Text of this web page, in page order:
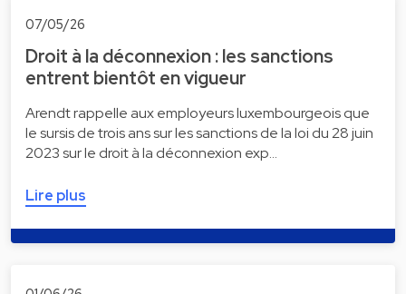
07/05/26
Droit à la déconnexion : les sanctions
entrent bientôt en vigueur
Arendt rappelle aux employeurs luxembourgeois que
le sursis de trois ans sur les sanctions de la loi du 28 juin
2023 sur le droit à la déconnexion exp…
Lire plus